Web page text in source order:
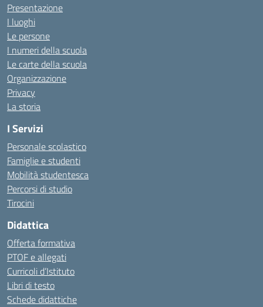
Presentazione
I luoghi
Le persone
I numeri della scuola
Le carte della scuola
Organizzazione
Privacy
La storia
I Servizi
Personale scolastico
Famiglie e studenti
Mobilità studentesca
Percorsi di studio
Tirocini
Didattica
Offerta formativa
PTOF e allegati
Curricoli d’Istituto
Libri di testo
Schede didattiche